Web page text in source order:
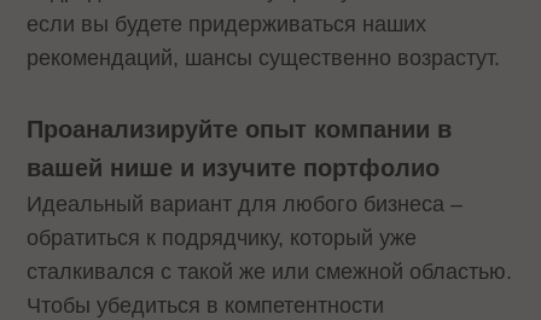
если вы будете придерживаться наших
рекомендаций, шансы существенно возрастут.
Проанализируйте опыт компании в
вашей нише и изучите портфолио
Идеальный вариант для любого бизнеса –
обратиться к подрядчику, который уже
сталкивался с такой же или смежной областью.
Чтобы убедиться в компетентности